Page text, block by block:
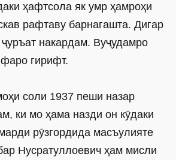
ҳафтсола як умр ҳамроҳи
рафтаву барнагашта. Дигар
накардам. Вуҷудамро
гирифт.
соли 1937 пеши назар
ки мо ҳама назди он кӯдаки
рӯзгордида масъулияте
Нусратуллоевич ҳам мисли